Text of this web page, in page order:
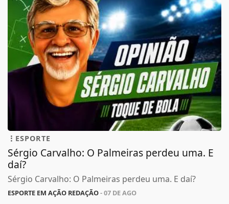
ESPORTE
Sérgio Carvalho: O Palmeiras perdeu uma. E
daí?
Sérgio Carvalho: O Palmeiras perdeu uma. E daí?
ESPORTE EM AÇÃO REDAÇÃO- 07 DE AGO